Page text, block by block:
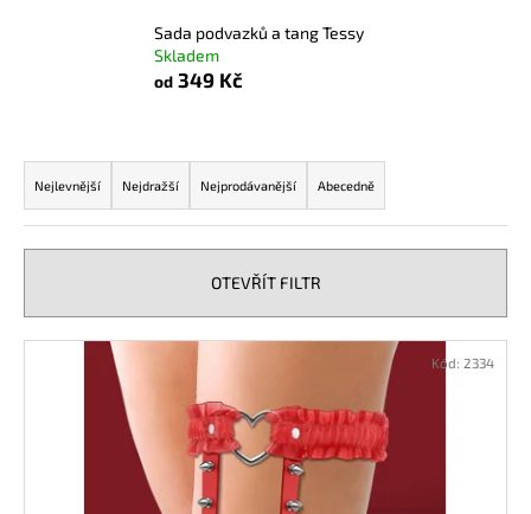
Sada podvazků a tang Tessy
Skladem
od 349 Kč
Ř
a
z
e
í
p
Nejlevnější Nejdražší Nejprodávanější Abecedně
OTEVŘÍT FILTR
Kód: 2334
ML
330
Kč